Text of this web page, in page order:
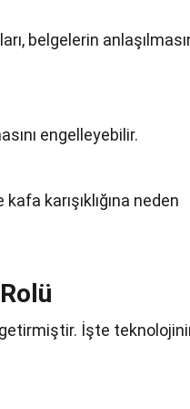
belgelerin
engelleyebilir.
karışıklığına neden
İşte